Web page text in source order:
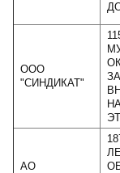
ООО
"СИНДИКАТ"
АО